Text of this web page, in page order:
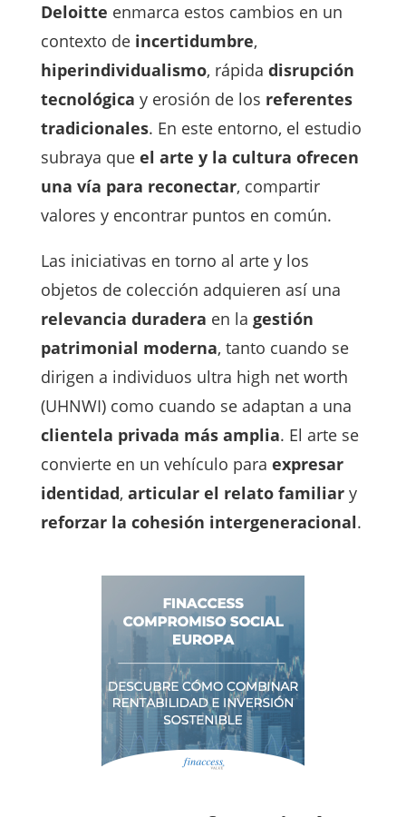
Deloitte enmarca estos cambios en un
contexto de incertidumbre,
hiperindividualismo, rápida disrupción
tecnológica y erosión de los referentes
tradicionales. En este entorno, el estudio
subraya que el arte y la cultura ofrecen
una vía para reconectar, compartir
valores y encontrar puntos en común.
Las iniciativas en torno al arte y los
objetos de colección adquieren así una
relevancia duradera en la gestión
patrimonial moderna, tanto cuando se
dirigen a individuos ultra high net worth
(UHNWI) como cuando se adaptan a una
clientela privada más amplia. El arte se
convierte en un vehículo para expresar
identidad, articular el relato familiary
reforzar la cohesión intergeneracional.